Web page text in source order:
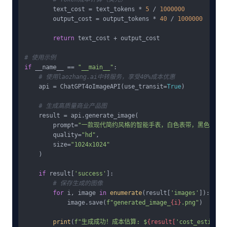
        text_cost = text_tokens *
5 / 1000000
        output_cost = output_tokens *
40 / 1000000
return text_cost + output_cost
# 使用示例
if __name__ == "__main__" :
# 使用laozhang.ai中转服务，享受40%成本优惠
    api = ChatGPT4oImageAPI(use_transit=
True)
# 生成高质量商业产品图
    result = api.generate_image(
        prompt=
"一款现代简约风格的智能手表，白色表带，黑色表盘
        quality=
"hd" ,
        size=
"1024x1024"
    )
if result[ 'success' ]:
# 保存生成的图像
for i, image in enumerate(result[ 'images' ]):
            image.save(
f"generated_image_ {i} .png" )
print ( f"生成成功！成本估算: ${result[